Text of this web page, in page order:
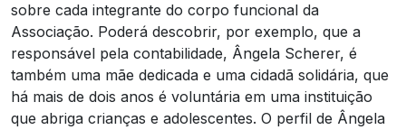
sobre cada integrante do corpo funcional da
Associação. Poderá descobrir, por exemplo, que a
responsável pela contabilidade, Ângela Scherer, é
também uma mãe dedicada e uma cidadã solidária, que
há mais de dois anos é voluntária em uma instituição
que abriga crianças e adolescentes. O perfil de Ângela